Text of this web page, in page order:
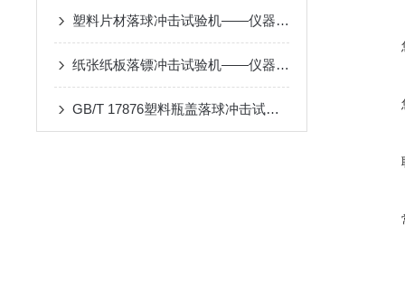
塑料片材落球冲击试验机——仪器概述
纸张纸板落镖冲击试验机——仪器概述
GB/T 17876塑料瓶盖落球冲击试验机：仪器概述